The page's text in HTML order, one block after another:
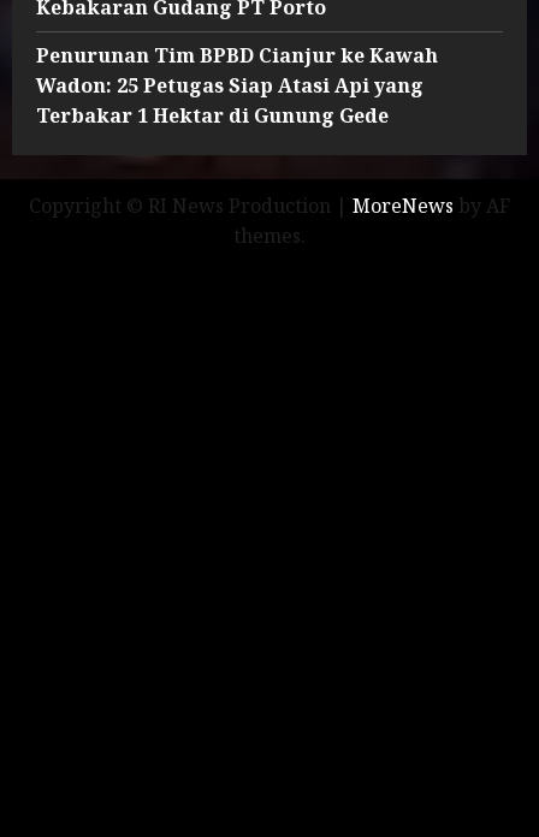
Kebakaran Gudang PT Porto
Penurunan Tim BPBD Cianjur ke Kawah
Wadon: 25 Petugas Siap Atasi Api yang
Terbakar 1 Hektar di Gunung Gede
Copyright © RI News Production | MoreNews by AF
themes.